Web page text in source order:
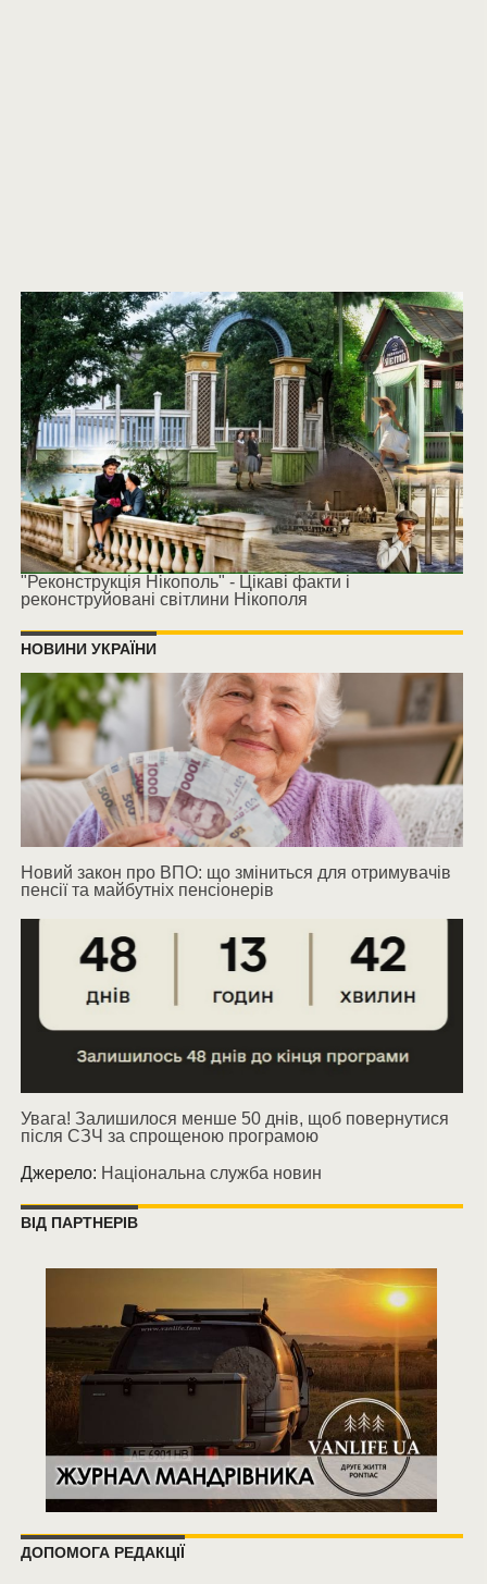
"Реконструкція Нікополь" - Цікаві факти і
реконструйовані світлини Нікополя
НОВИНИ УКРАЇНИ
Новий закон про ВПО: що зміниться для отримувачів
пенсії та майбутніх пенсіонерів
Увага! Залишилося менше 50 днів, щоб повернутися
після СЗЧ за спрощеною програмою
Джерело: Національна служба новин
ВІД ПАРТНЕРІВ
ДОПОМОГА РЕДАКЦІЇ